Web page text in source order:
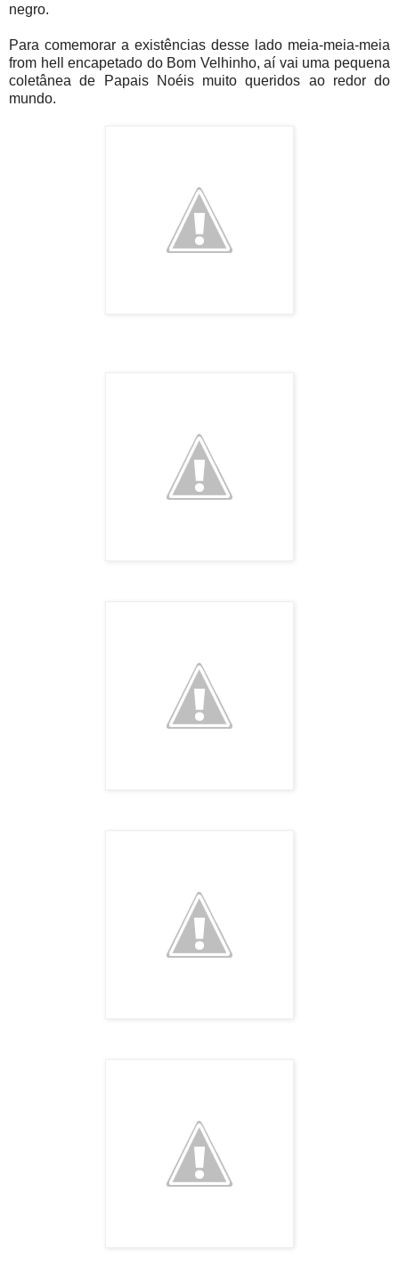
negro.
Para comemorar a existências desse lado meia-meia-meia
from hell encapetado do Bom Velhinho, aí vai uma pequena
coletânea de Papais Noéis muito queridos ao redor do
mundo.